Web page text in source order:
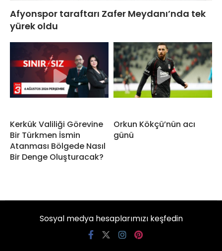
Afyonspor taraftarı Zafer Meydanı’nda tek
yürek oldu
Kerkük Valiliği Görevine
Bir Türkmen İsmin
Atanması Bölgede Nasıl
Bir Denge Oluşturacak?
Orkun Kökçü’nün acı
günü
Sosyal medya hesaplarımızı keşfedin